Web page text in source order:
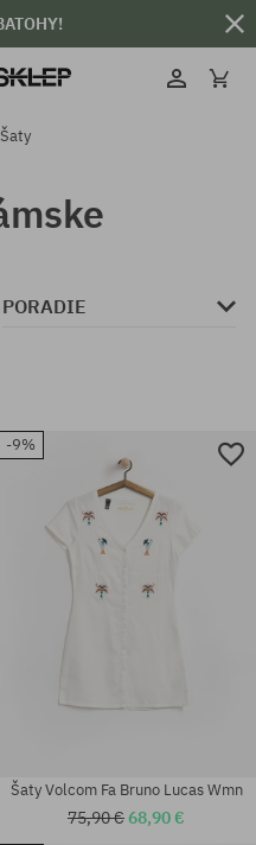
Šaty
PORADIE
-9%
Šaty Volcom Fa Bruno Lucas Wmn
75,90 €68,90 €